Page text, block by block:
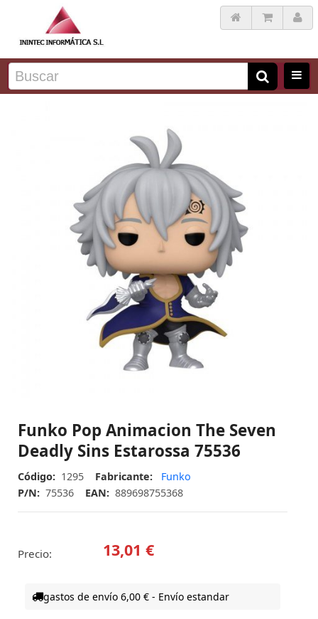
Funko Pop Animacion The Seven
Deadly Sins Estarossa 75536
Código: 1295 Fabricante:
Funko
P/N: 75536 EAN: 889698755368
Precio: 13,01 €
gastos de envío 6,00 € - Envío estandar